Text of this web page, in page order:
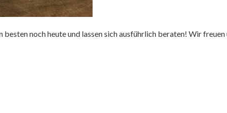
noch heute und lassen sich ausführlich beraten! Wir freuen